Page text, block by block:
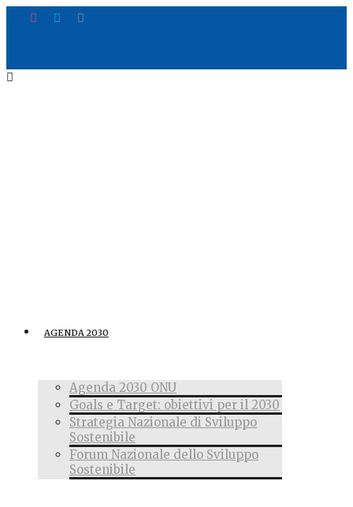
AGENDA 2030
Agenda 2030 ONU
Goals e Target: obiettivi per il 2030
Strategia Nazionale di Sviluppo
Sostenibile
Forum Nazionale dello Sviluppo
Sostenibile